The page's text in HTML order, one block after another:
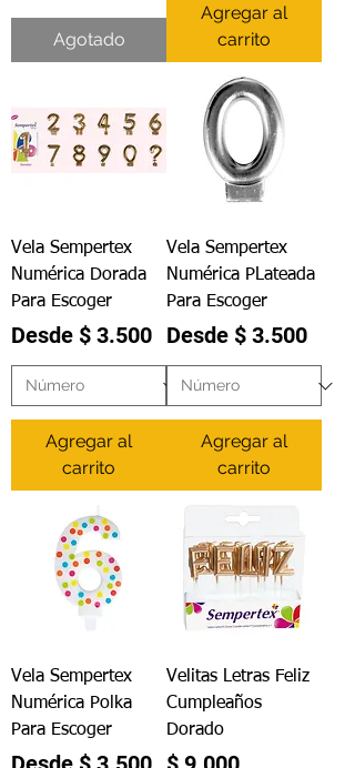
Agotado
Agregar al
carrito
Vela Sempertex
Numérica Dorada
Para Escoger
Desde $ 3.500
Precio de oferta
Agregar al
carrito
Vela Sempertex
Numérica PLateada
Para Escoger
Desde $ 3.500
Precio de oferta
Agregar al
carrito
Vela Sempertex
Numérica Polka
Para Escoger
Precio de oferta
Velitas Letras Feliz
Cumpleaños
Dorado
Precio